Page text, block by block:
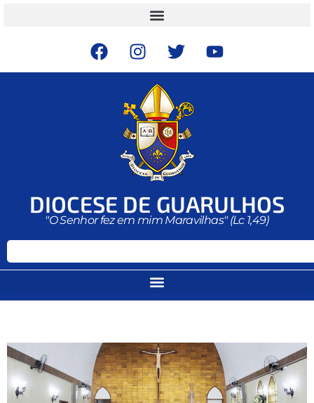
DIOCESE DE GUARULHOS
"O Senhor fez em mim Maravilhas" (Lc 1,49)